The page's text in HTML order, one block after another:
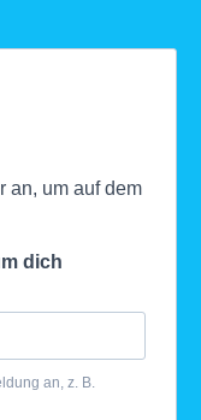
an, um auf dem
dich
an, z. B.